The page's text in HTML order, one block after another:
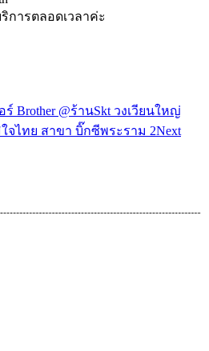
ารตลอดเวลาค่ะ
Brother @ร้านSkt วงเวียนใหญ่
จไทย สาขา บิ๊กซีพระราม 2Next